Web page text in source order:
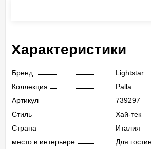
Характеристики
Бренд
Lightstar
Коллекция
Palla
Артикул
739297
Стиль
Хай-тек
Страна
Италия
место в интерьере
Для